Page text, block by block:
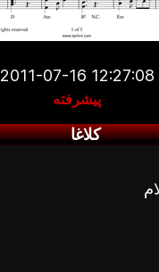
2011-07-16 12:27:08
پیشرفته
کلاغا